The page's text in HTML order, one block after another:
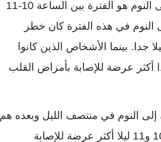
واتضح للباحثين، أن الوقت المثالي للذهاب إلى النوم هو الفترة بين الساعة 10-11
النوم في هذه الفترة كان خطر
جدا. بينما الأشخاص الذين كانوا
أكثر عرضة للإصابة بأمراض القلب
النوم في منتصف الليل وبعده هم
مقارنة بالذين يذهبون إلى النوم بين الساعة 10 و11 ليلا أكثر عرضة للإصابة